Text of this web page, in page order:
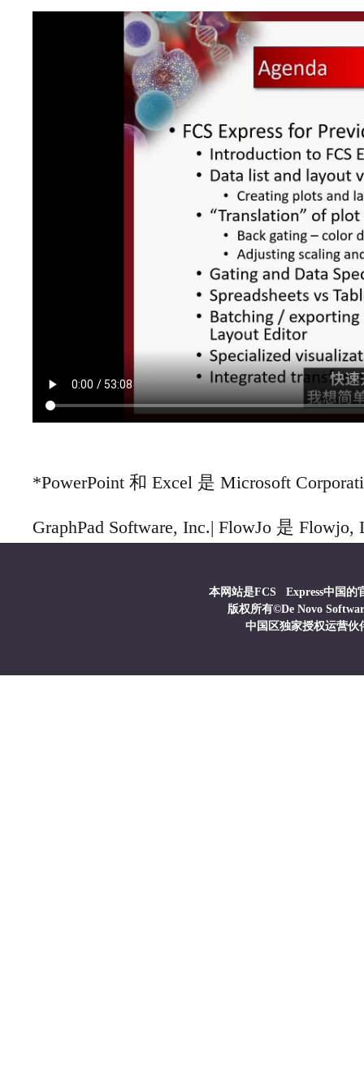
*PowerPoint 和 Excel 是 Microsoft
GraphPad Software, Inc.| FlowJo 是
本网站是FCS Express中国
版权所有©De Novo
中国区独家授权运营